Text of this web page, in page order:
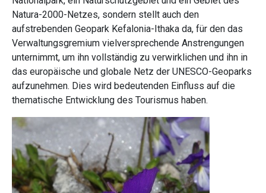
Natura-2000-Netzes, sondern stellt auch den
aufstrebenden Geopark Kefalonia-Ithaka da, für den das
Verwaltungsgremium vielversprechende Anstrengungen
unternimmt, um ihn vollständig zu verwirklichen und ihn in
das europäische und globale Netz der UNESCO-Geoparks
aufzunehmen. Dies wird bedeutenden Einfluss auf die
thematische Entwicklung des Tourismus haben.